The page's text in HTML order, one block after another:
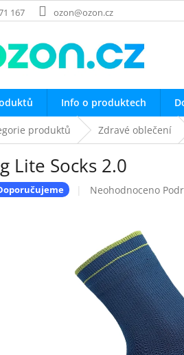
167 ozon@ozon.cz
Info o produktech
produktů Zdravé oblečení
Lite Socks 2.0
Průměrné
z
5
hvězdiček.
Neohodnoceno